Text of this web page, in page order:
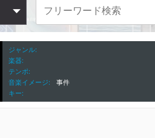
ジャンル
楽器
テンポ
音楽イメージ
事件
キー